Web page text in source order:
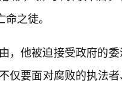
之徒。
，他被迫接受政府的
仅要面对腐败的执法